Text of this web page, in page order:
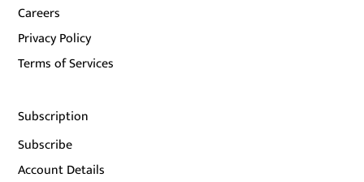
Careers
Privacy Policy
Terms of Services
Subscription
Subscribe
Account Details